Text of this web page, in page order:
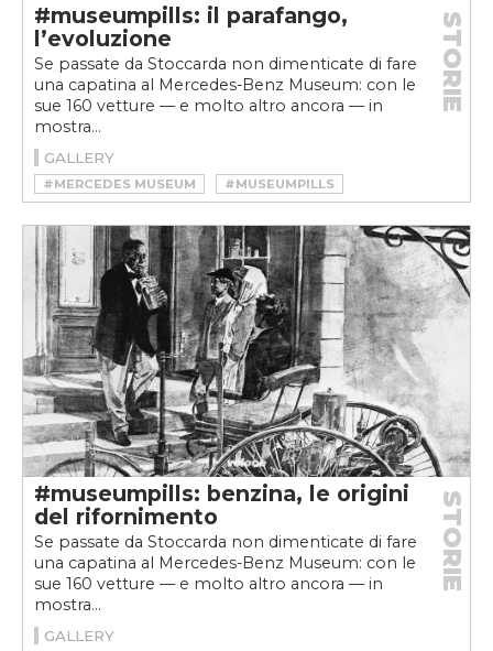
#museumpills: il parafango,
l’evoluzione
Se passate da Stoccarda non dimenticate di fare
una capatina al Mercedes-Benz Museum: con le
sue 160 vetture — e molto altro ancora — in
mostra...
STORIE
GALLERY
#MERCEDES MUSEUM
#MUSEUMPILLS
#PARAFANGO
#museumpills: benzina, le origini
del rifornimento
Se passate da Stoccarda non dimenticate di fare
una capatina al Mercedes-Benz Museum: con le
sue 160 vetture — e molto altro ancora — in
mostra...
STORIE
GALLERY